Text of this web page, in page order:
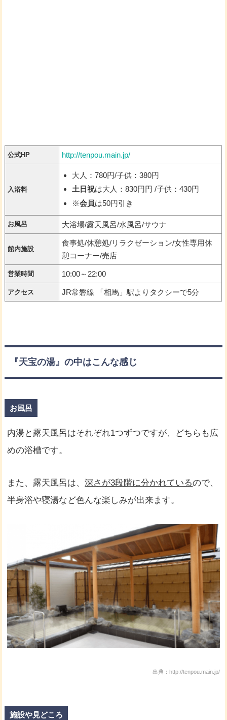
公式HP http://tenpou.main.jp/
入浴料
大人：780円/子供：380円
土日祝は大人：830円円 /子供：430円
※会員は50円引き
お風呂 大浴場/露天風呂/水風呂/サウナ
館内施設
食事処/休憩処/リラクゼーション/女性専用休
憩コーナー/売店
営業時間 10:00～22:00
アクセス JR常磐線 「相馬」駅よりタクシーで5分
『天宝の湯』の中はこんな感じ
お風呂
内湯と露天風呂はそれぞれ1つずつですが、どちらも広
めの浴槽です。
また、露天風呂は、深さが3段階に分かれているので、
半身浴や寝湯など色んな楽しみが出来ます。
出典：http://tenpou.main.jp/
施設や見どころ